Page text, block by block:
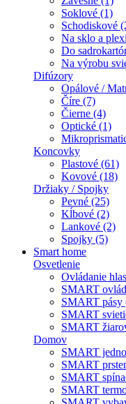
Soklové (1)
Schodiskové
Na sklo a
Do
Na výrobu
Difúzory
Opálové /
Číre (7)
Čierne (4)
Optické (1)
Koncovky
Plastové (61)
Kovové (18)
Držiaky / Spojky
Pevné (25)
Kĺbové (2)
Lankové (2)
Spojky (5)
Smart home
Osvetlenie
Ovládanie
SMART
SMART pásy
SMART
SMART
Domov
SMART
SMART
SMART
SMART